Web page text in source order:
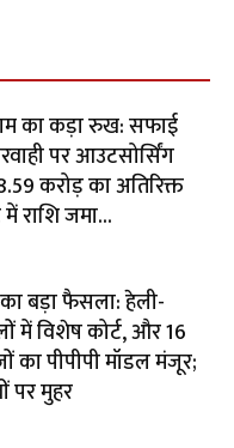
का कड़ा रुख: सफाई
पर आउटसोर्सिंग
करोड़ का अतिरिक्त
राशि जमा...
बड़ा फैसला: हेली-
में विशेष कोर्ट, और 16
का पीपीपी मॉडल मंजूर;
पर मुहर